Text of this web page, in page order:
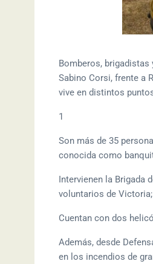
Bomberos,
Sabino Corsi, frente a
vive en distintos
1
Son más de 35
conocida como
Intervienen la Brigada
voluntarios de
Cuentan con dos
Además, desde
en los incendios de